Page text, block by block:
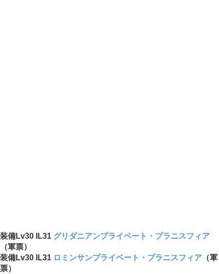
装備Lv30 IL31 グリダニアンプライベート・プラニスフィア
（軍票）
装備Lv30 IL31 ロミンサンプライベート・プラニスフィア （軍
票）